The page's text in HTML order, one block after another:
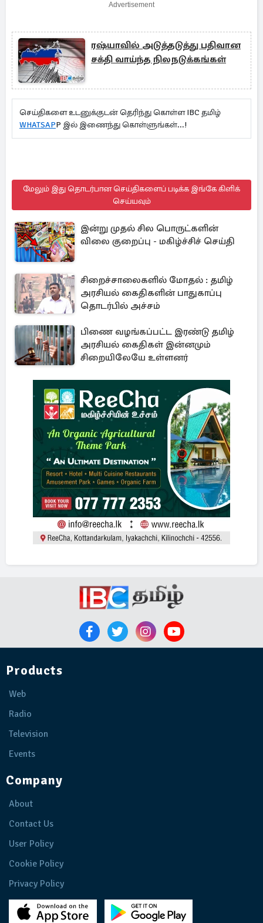
Advertisement
ரஷ்யாவில் அடுத்தடுத்து பதிவான
சக்தி வாய்ந்த நிலநடுக்கங்கள்
செய்திகளை உடனுக்குடன் தெரிந்து கொள்ள IBC தமிழ்
WHATSAPP இல் இணைந்து கொள்ளுங்கள்...!
மேலும் இது தொடர்பான செய்திகளைப் படிக்க இங்கே கிளிக்
செய்யவும்
இன்று முதல் சில பொருட்களின்
விலை குறைப்பு - மகிழ்ச்சிச் செய்தி
சிறைச்சாலைகளில் மோதல் : தமிழ்
அரசியல் கைதிகளின் பாதுகாப்பு
தொடர்பில் அச்சம்
பிணை வழங்கப்பட்ட இரண்டு தமிழ்
அரசியல் கைதிகள் இன்னமும்
சிறையிலேயே உள்ளனர்
Products
Web
Radio
Television
Events
Company
About
Contact Us
User Policy
Cookie Policy
Privacy Policy